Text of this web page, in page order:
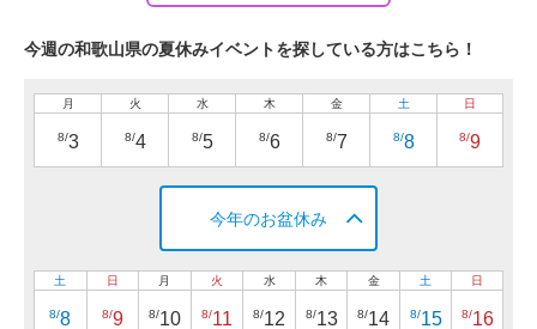
今週の和歌山県の夏休みイベントを探している方はこちら！
月
8/3
火
8/4
水
8/5
木
8/6
金
8/7
土
8/8
日
8/9
今年のお盆休み
土
8/8
日
8/9
月
8/10
火
8/11
水
8/12
木
8/13
金
8/14
土
8/15
日
8/16